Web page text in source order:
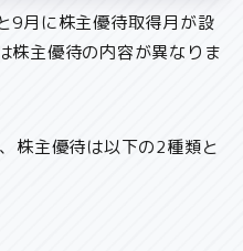
9月に株主優待取得月が設
株主優待の内容が異なりま
株主優待は以下の2種類と